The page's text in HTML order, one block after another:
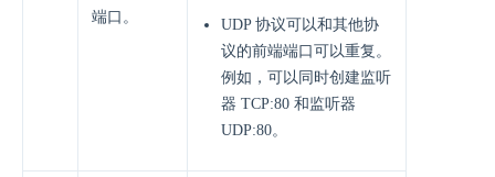
端口。
UDP 协议可以和其他协
议的前端端口可以重复。
例如，可以同时创建监听
器 TCP:80 和监听器
UDP:80。